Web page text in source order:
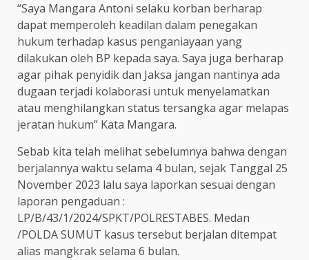
“Saya Mangara Antoni selaku korban berharap
dapat memperoleh keadilan dalam penegakan
hukum terhadap kasus penganiayaan yang
dilakukan oleh BP kepada saya. Saya juga berharap
agar pihak penyidik dan Jaksa jangan nantinya ada
dugaan terjadi kolaborasi untuk menyelamatkan
atau menghilangkan status tersangka agar melapas
jeratan hukum” Kata Mangara.
Sebab kita telah melihat sebelumnya bahwa dengan
berjalannya waktu selama 4 bulan, sejak Tanggal 25
November 2023 lalu saya laporkan sesuai dengan
laporan pengaduan :
LP/B/43/1/2024/SPKT/POLRESTABES. Medan
/POLDA SUMUT kasus tersebut berjalan ditempat
alias mangkrak selama 6 bulan.